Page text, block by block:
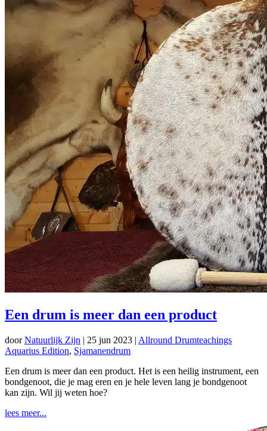
Een drum is meer dan een product
doorNatuurlijk Zijn | 25 jun 2023 | Allround Drumteachings
Aquarius Edition, Sjamanendrum
Een drum is meer dan een product. Het is een heilig instrument, een
bondgenoot, die je mag eren en je hele leven lang je bondgenoot
kan zijn. Wil jij weten hoe?
lees meer...